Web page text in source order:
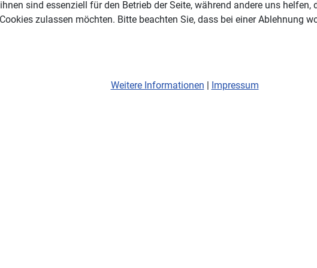
sind essenziell für den Betrieb der Seite, während andere uns
zulassen möchten. Bitte beachten Sie, dass bei einer Ablehnung
Weitere Informationen | Impressum